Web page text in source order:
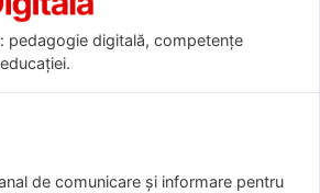
: pedagogie digitală, competențe
de comunicare și informare pentru